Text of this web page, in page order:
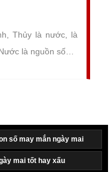
Thủy là nước, là
là nguồn sống,
số may mắn ngày mai
mai tốt hay xấu